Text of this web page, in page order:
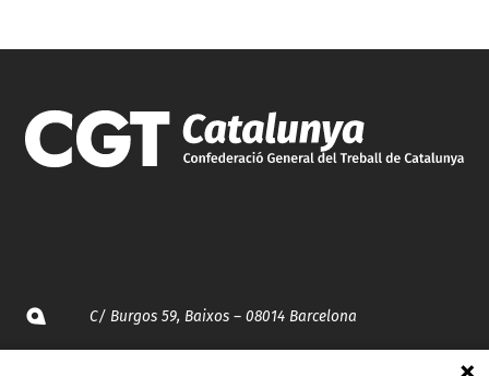
C/ Burgos 59, Baixos – 08014 Barcelona